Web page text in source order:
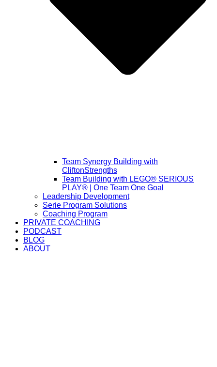
Team Synergy Building with
CliftonStrengths
Team Building with LEGO® SERIOUS
PLAY® | One Team One Goal
Leadership Development
Serie Program Solutions
Coaching Program
PRIVATE COACHING
PODCAST
BLOG
ABOUT